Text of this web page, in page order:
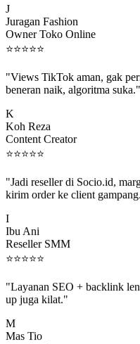
Juragan Fashion
Owner Toko Online
⭐⭐⭐⭐ ⭐
beneran naik, algoritma suka."
Koh Reza
Content Creator
⭐⭐⭐⭐⭐
kirim order ke client
Ibu Ani
Reseller SMM
⭐⭐⭐⭐⭐
up juga kilat."
Mas Tio
Jasa SEO